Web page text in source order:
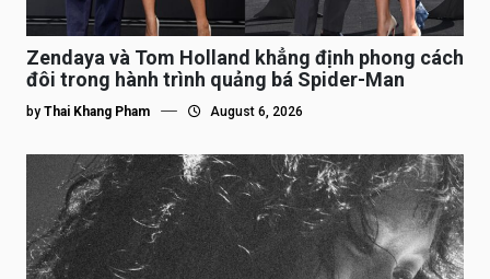
Zendaya và Tom Holland khẳng định phong cách
đôi trong hành trình quảng bá Spider-Man
by Thai Khang Pham August 6, 2026